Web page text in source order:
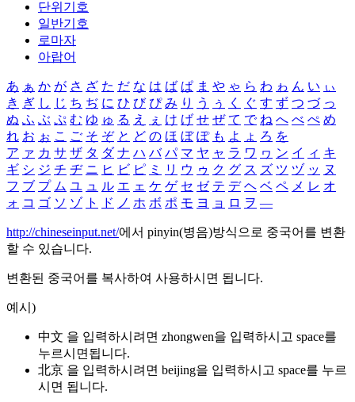
단위기호
일반기호
로마자
아랍어
あ ぁ か が さ ざ た だ な は ば ぱ ま や ゃ ら わ ゎ ん い ぃ
き ぎ し じ ち ぢ に ひ び ぴ み り う ぅ く ぐ す ず つ づ っ
ぬ ふ ぶ ぷ む ゆ ゅ る え ぇ け げ せ ぜ て で ね へ べ ぺ め
れ お ぉ こ ご そ ぞ と ど の ほ ぼ ぽ も よ ょ ろ を
ア ァ カ サ ザ タ ダ ナ ハ バ パ マ ヤ ャ ラ ワ ヮ ン イ ィ キ
ギ シ ジ チ ヂ ニ ヒ ビ ピ ミ リ ウ ゥ ク グ ス ズ ツ ヅ ッ ヌ
フ ブ プ ム ユ ュ ル エ ェ ケ ゲ セ ゼ テ デ ヘ ベ ペ メ レ オ
ォ コ ゴ ソ ゾ ト ド ノ ホ ボ ポ モ ヨ ョ ロ ヲ ―
http://chineseinput.net/에서 pinyin(병음)방식으로 중국어를 변환
할 수 있습니다.
변환된 중국어를 복사하여 사용하시면 됩니다.
예시)
中文 을 입력하시려면 zhongwen을 입력하시고 space를
누르시면됩니다.
北京 을 입력하시려면 beijing을 입력하시고 space를 누르
시면 됩니다.